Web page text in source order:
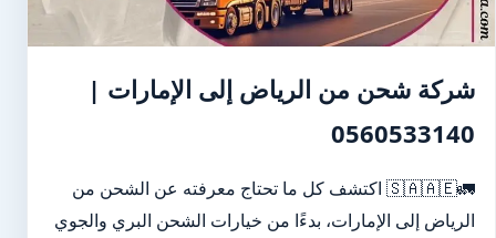
شركة شحن من الرياض إلى الإمارات |
0560533140
🚛🇸🇦🇦🇪 اكتشف كل ما تحتاج معرفته عن الشحن من
الرياض إلى الإمارات، بدءًا من خيارات الشحن البري والجوي